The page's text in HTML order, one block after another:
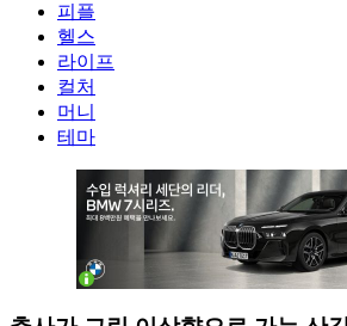
피플
헬스
라이프
컬처
머니
테마